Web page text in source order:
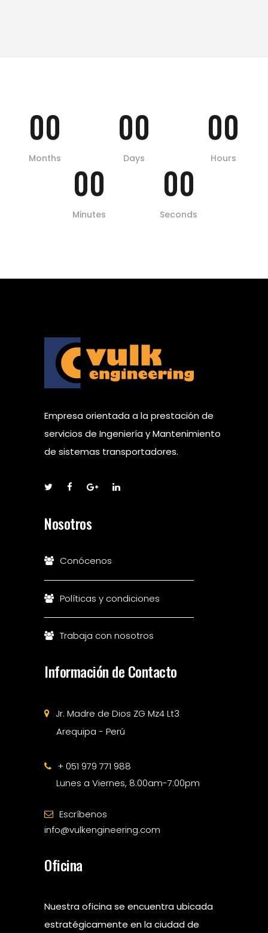
00
Months
00
Days
00
Hours
00
Minutes
00
Seconds
Empresa orientada a la prestación de
servicios de Ingeniería y Mantenimiento
de sistemas transportadores.
Nosotros
Conócenos
Políticas y condiciones
Trabaja con nosotros
Información de Contacto
Jr. Madre de Dios ZG Mz4 Lt3
Arequipa - Perú
+ 051 979 771 988
Lunes a Viernes, 8:00am-7:00pm
Escríbenos
info@vulkengineering.com
Oficina
Nuestra oficina se encuentra ubicada
estratégicamente en la ciudad de